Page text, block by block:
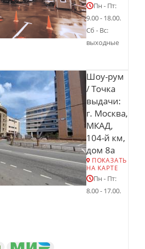
Пн - Пт:
9.00 - 18.00.
Сб - Вс:
выходные
Шоу-рум
/ Точка
выдачи:
г. Москва,
МКАД,
104-й км,
дом 8а
ПОКАЗАТЬ
НА КАРТЕ
Пн - Пт:
8.00 - 17.00.